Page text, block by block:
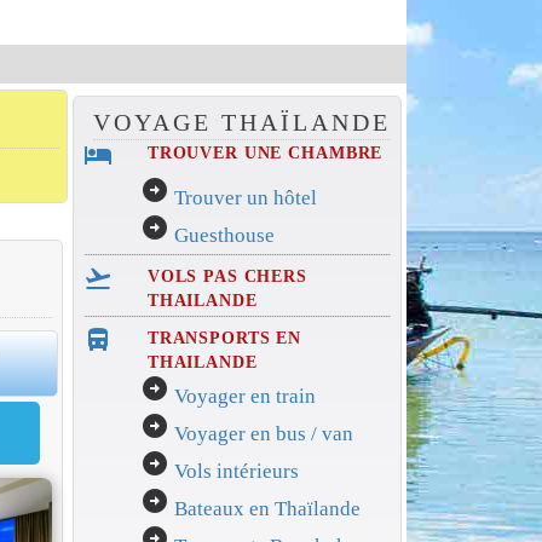
VOYAGE THAÏLANDE
hotel TROUVER UNE CHAMBRE
arrow_circle_right Trouver un hôtel
arrow_circle_right Guesthouse
flight_takeoff
VOLS PAS CHERS
THAILANDE
directions_bus_filled
TRANSPORTS EN
THAILANDE
arrow_circle_right Voyager en train
arrow_circle_right Voyager en bus / van
arrow_circle_right Vols intérieurs
arrow_circle_right Bateaux en Thaïlande